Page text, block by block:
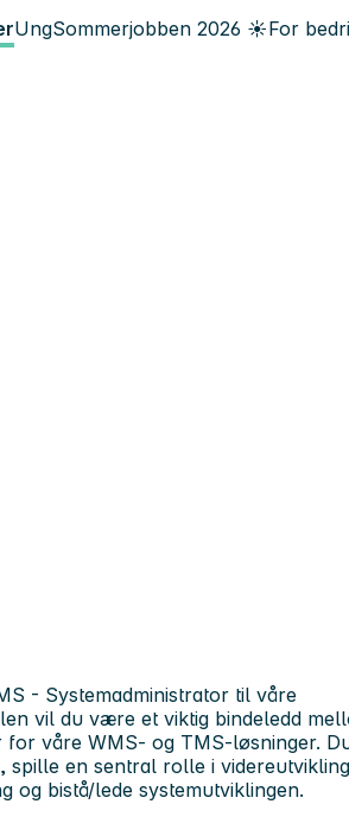
UngSommerjobben 2026 ☀️For
- Systemadministrator til våre
vil du være et viktig bindeledd
våre WMS- og TMS-løsninger.
en sentral rolle i
og bistå/lede